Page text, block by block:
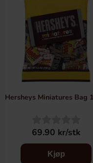
Hersheys Miniatures Bag
69.90 kr/stk
Kjøp